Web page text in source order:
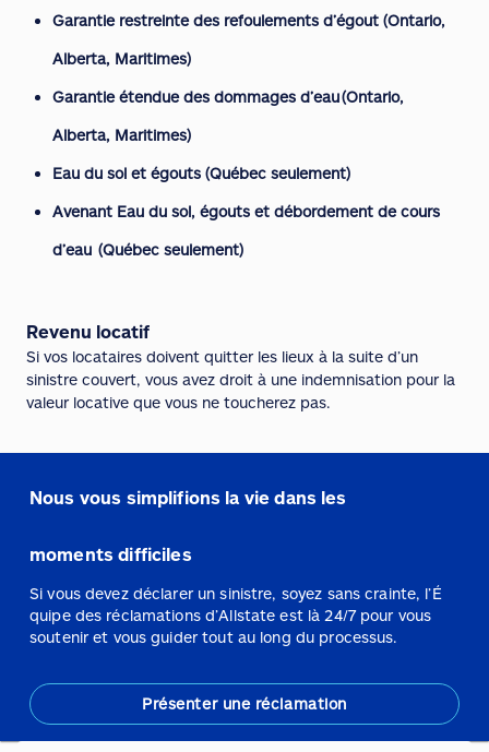
Garantie restreinte des refoulements d’égout (Ontario,
Alberta, Maritimes)
Garantie étendue des dommages d’eau (Ontario,
Alberta, Maritimes)
Eau du sol et égouts (Québec seulement)
Avenant Eau du sol, égouts et débordement de cours
d’eau (Québec seulement)
Revenu locatif
Si vos locataires doivent quitter les lieux à la suite d’un
sinistre couvert, vous avez droit à une indemnisation pour la
valeur locative que vous ne toucherez pas.
Nous vous simplifions la vie dans les
moments difficiles
Si vous devez déclarer un sinistre, soyez sans crainte, l’É
quipe des réclamations d’Allstate est là 24/7 pour vous
soutenir et vous guider tout au long du processus.
Présenter une réclamation